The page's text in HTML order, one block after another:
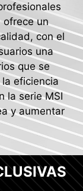
ofrece un
con el
una
que se
eficiencia
la serie MSI
y aumentar